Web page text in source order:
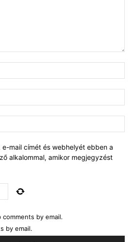
e-mail címét és webhelyét ebben a
alkalommal, amikor megjegyzést
by email.
by email.